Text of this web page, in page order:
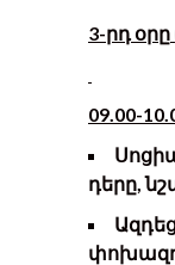
3-րդ օրը
09.00-
դերը,